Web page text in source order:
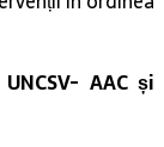
AAC și